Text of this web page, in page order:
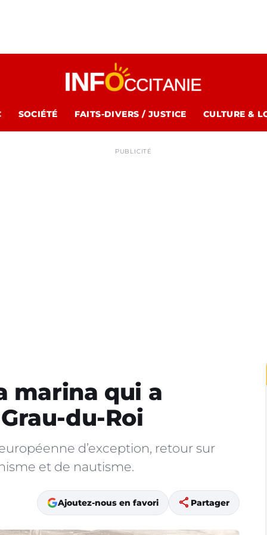
SOCIÉTÉ FAITS-DIVERS / JUSTICE CULTURE &
PUBLICITÉ
marina qui a
du-Roi
d’exception, retour sur
et de nautisme.
Ajoutez-nous en favori share Partager